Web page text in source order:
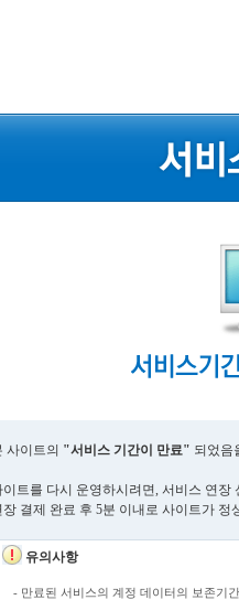
사이트의 "서비스 기간이 만료" 되었음
이트를 다시 운영하시려면, 서비스 연장
장 결제 완료 후 5분 이내로 사이트가 정
유의사항
- 만료된 서비스의 계정 데이터의 보존기